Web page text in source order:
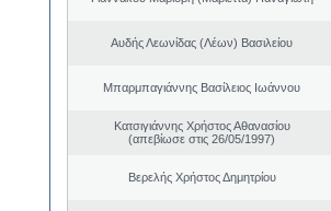
Αυδής Λεωνίδας (Λέων) Βασιλείου
Μπαρμπαγιάννης Βασίλειος Ιωάννου
Κατσιγιάννης Χρήστος Αθανασίου
(απεβίωσε στις 26/05/1997)
Βερελής Χρήστος Δημητρίου